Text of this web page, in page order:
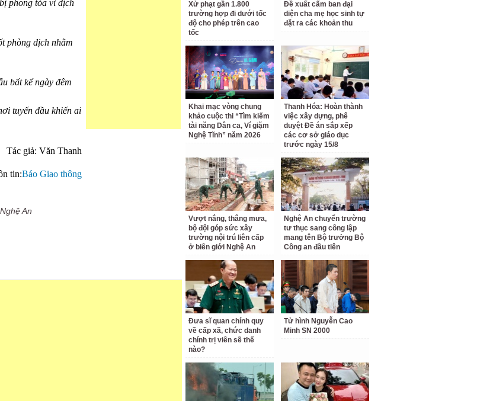
phong tỏa vì dịch
phòng dịch nhằm
bất kể ngày đêm
tuyến đầu khiến ai
Tác giả: Văn Thanh
tin:Báo Giao thông
Nghệ An
Xử phạt gần 1.800
trường hợp đi dưới tốc
độ cho phép trên cao
tốc
Đề xuất cấm ban đại
diện cha mẹ học sinh tự
đặt ra các khoản thu
Khai mạc vòng chung
khảo cuộc thi “Tìm kiếm
tài năng Dân ca, Ví giặm
Nghệ Tĩnh” năm 2026
Thanh Hóa: Hoàn thành
việc xây dựng, phê
duyệt Đề án sắp xếp
các cơ sở giáo dục
trước ngày 15/8
Vượt nắng, thắng mưa,
bộ đội góp sức xây
trường nội trú liên cấp
ở biên giới Nghệ An
Nghệ An chuyển trường
tư thục sang công lập
mang tên Bộ trưởng Bộ
Công an đầu tiên
Đưa sĩ quan chính quy
về cấp xã, chức danh
chính trị viên sẽ thế
nào?
Tử hình Nguyễn Cao
Minh SN 2000